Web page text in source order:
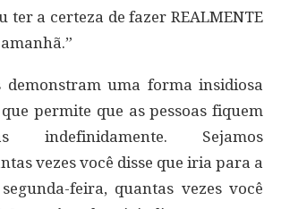
ter a certeza de fazer REALMENTE
demonstram uma forma insidiosa
permite que as pessoas fiquem
indefinidamente. Sejamos
vezes você disse que iria para a
feira, quantas vezes você